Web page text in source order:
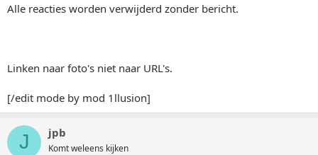
Alle reacties worden verwijderd zonder bericht.
Linken naar foto's niet naar URL's.
[/edit mode by mod 1llusion]
J jpb
Komt weleens kijken